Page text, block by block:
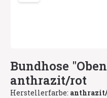
Bundhose
anthrazit/rot
Herstellerfarbe: